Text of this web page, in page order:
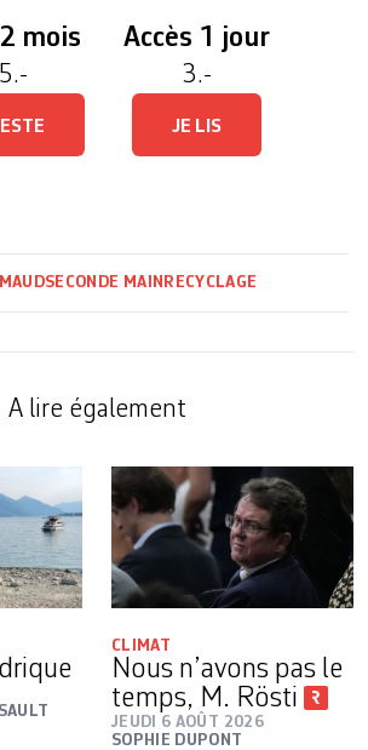
mois Accès 1 jour
3.-
JE LIS
SECONDE MAIN RECYCLAGE
A lire également
CLIMAT
Nous n’avons pas le
temps, M. Rösti
JEUDI 6 AOÛT 2026
SOPHIE DUPONT